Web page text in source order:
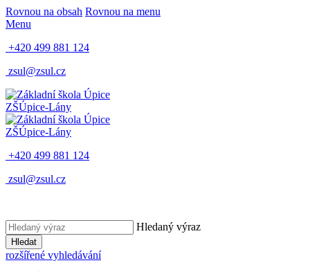
Rovnou na obsah Rovnou na menu
Menu
+420 499 881 124
zsul@zsul.cz
ZŠÚpice-Lány
ZŠÚpice-Lány
+420 499 881 124
zsul@zsul.cz
Hledaný výraz
Hledat
rozšířené vyhledávání